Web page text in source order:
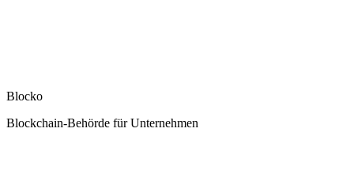
Blocko
Blockchain-Behörde für Unternehmen